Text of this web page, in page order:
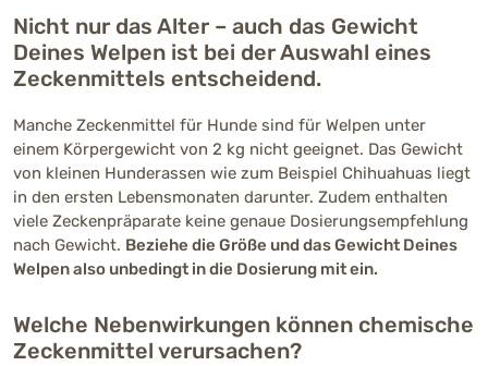
Nicht nur das Alter – auch das Gewicht
Deines Welpen ist bei der Auswahl eines
Zeckenmittels entscheidend.
Manche Zeckenmittel für Hunde sind für Welpen unter
einem Körpergewicht von 2 kg nicht geeignet. Das Gewicht
von kleinen Hunderassen wie zum Beispiel Chihuahuas liegt
in den ersten Lebensmonaten darunter. Zudem enthalten
viele Zeckenpräparate keine genaue Dosierungsempfehlung
nach Gewicht. Beziehe die Größe und das Gewicht Deines
Welpen also unbedingt in die Dosierung mit ein.
Welche Nebenwirkungen können chemische
Zeckenmittel verursachen?